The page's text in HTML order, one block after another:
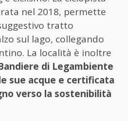
nel 2018, permette
tratto
sul lago, collegando
La località è inoltre
di Legambiente
sue acque e certificata
verso la sostenibilità